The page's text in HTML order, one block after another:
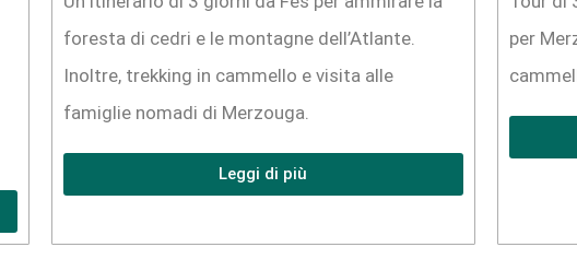
foresta di cedri e le montagne dell’Atlante.
Inoltre, trekking in cammello e visita alle
famiglie nomadi di Merzouga.
Leggi di più
per